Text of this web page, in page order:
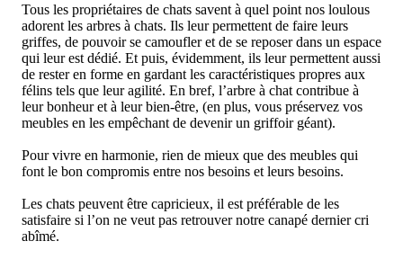
Tous les propriétaires de chats savent à quel point nos loulous
adorent les arbres à chats. Ils leur permettent de faire leurs
griffes, de pouvoir se camoufler et de se reposer dans un espace
qui leur est dédié. Et puis, évidemment, ils leur permettent aussi
de rester en forme en gardant les caractéristiques propres aux
félins tels que leur agilité. En bref, l’arbre à chat contribue à
leur bonheur et à leur bien-être, (en plus, vous préservez vos
meubles en les empêchant de devenir un griffoir géant).
Pour vivre en harmonie, rien de mieux que des meubles qui
font le bon compromis entre nos besoins et leurs besoins.
Les chats peuvent être capricieux, il est préférable de les
satisfaire si l’on ne veut pas retrouver notre canapé dernier cri
abîmé.